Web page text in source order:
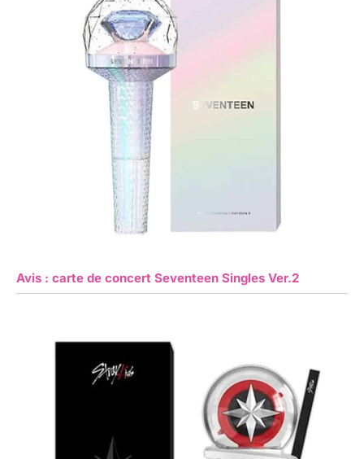
Avis : carte de concert Seventeen Singles Ver.2